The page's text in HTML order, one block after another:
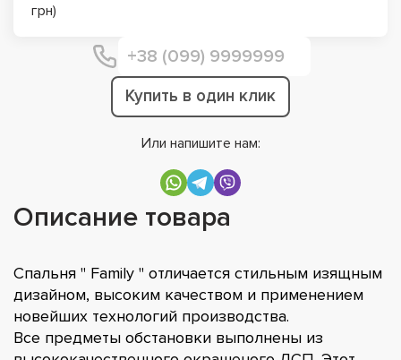
грн)
Купить в один клик
Или напишите нам:
Описание товара
Спальня " Family " отличается стильным изящным
дизайном, высоким качеством и применением
новейших технологий производства.
Все предметы обстановки выполнены из